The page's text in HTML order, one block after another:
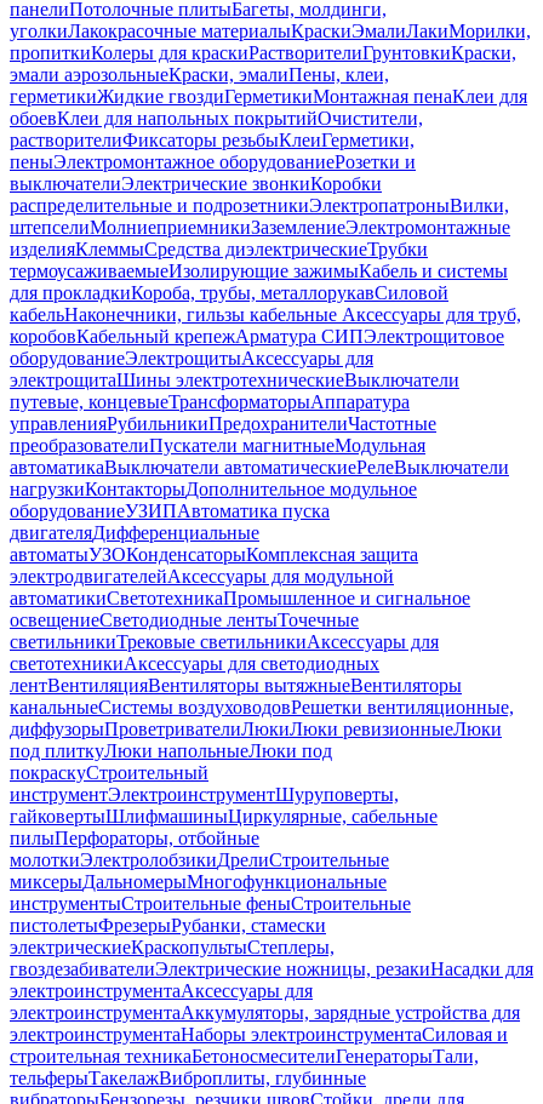
панелиПотолочные плитыБагеты, молдинги,
уголкиЛакокрасочные материалыКраскиЭмалиЛакиМорилки,
пропиткиКолеры для краскиРастворителиГрунтовкиКраски,
эмали аэрозольныеКраски, эмалиПены, клеи,
герметикиЖидкие гвоздиГерметикиМонтажная пенаКлеи для
обоевКлеи для напольных покрытийОчистители,
растворителиФиксаторы резьбыКлеиГерметики,
пеныЭлектромонтажное оборудованиеРозетки и
выключателиЭлектрические звонкиКоробки
распределительные и подрозетникиЭлектропатроныВилки,
штепселиМолниеприемникиЗаземлениеЭлектромонтажные
изделияКлеммыСредства диэлектрическиеТрубки
термоусаживаемыеИзолирующие зажимыКабель и системы
для прокладкиКороба, трубы, металлорукавСиловой
кабельНаконечники, гильзы кабельные Аксессуары для труб,
коробовКабельный крепежАрматура СИПЭлектрощитовое
оборудованиеЭлектрощитыАксессуары для
электрощитаШины электротехническиеВыключатели
путевые, концевыеТрансформаторыАппаратура
управленияРубильникиПредохранителиЧастотные
преобразователиПускатели магнитныеМодульная
автоматикаВыключатели автоматическиеРелеВыключатели
нагрузкиКонтакторыДополнительное модульное
оборудованиеУЗИПАвтоматика пуска
двигателяДифференциальные
автоматыУЗОКонденсаторыКомплексная защита
электродвигателейАксессуары для модульной
автоматикиСветотехникаПромышленное и сигнальное
освещениеСветодиодные лентыТочечные
светильникиТрековые светильникиАксессуары для
светотехникиАксессуары для светодиодных
лентВентиляцияВентиляторы вытяжныеВентиляторы
канальныеСистемы воздуховодовРешетки вентиляционные,
диффузорыПроветривателиЛюкиЛюки ревизионныеЛюки
под плиткуЛюки напольныеЛюки под
покраскуСтроительный
инструментЭлектроинструментШуруповерты,
гайковертыШлифмашиныЦиркулярные, сабельные
пилыПерфораторы, отбойные
молоткиЭлектролобзикиДрелиСтроительные
миксерыДальномерыМногофункциональные
инструментыСтроительные феныСтроительные
пистолетыФрезерыРубанки, стамески
электрическиеКраскопультыСтеплеры,
гвоздезабивателиЭлектрические ножницы, резакиНасадки для
электроинструментаАксессуары для
электроинструментаАккумуляторы, зарядные устройства для
электроинструментаНаборы электроинструментаСиловая и
строительная техникаБетоносмесителиГенераторыТали,
тельферыТакелажВиброплиты, глубинные
вибраторыБензорезы, резчики швовСтойки, дрели для